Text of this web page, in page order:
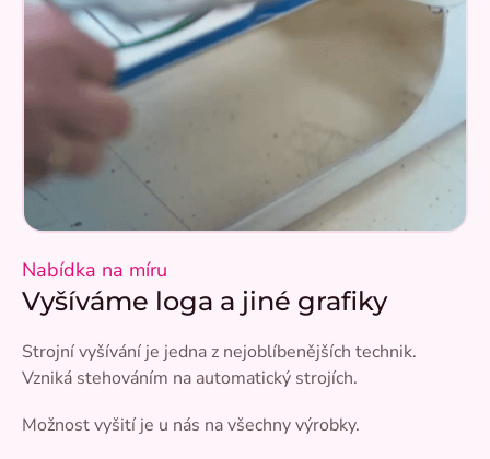
Nabídka na míru
Vyšíváme loga a jiné grafiky
Strojní vyšívání je jedna z nejoblíbenějších technik.
Vzniká stehováním na automatický strojích.
Možnost vyšití je u nás na všechny výrobky.